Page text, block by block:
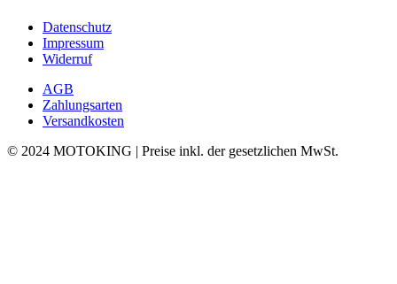
Datenschutz
Impressum
Widerruf
AGB
Zahlungsarten
Versandkosten
© 2024 MOTOKING | Preise inkl. der gesetzlichen MwSt.